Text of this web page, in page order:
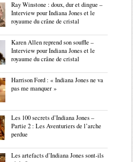
Ray Winstone : doux, dur et dingue –
Interview pour Indiana Jones et le
royaume du crâne de cristal
Karen Allen reprend son souffle –
Interview pour Indiana Jones et le
royaume du crâne de cristal
Harrison Ford : « Indiana Jones ne va
pas me manquer »
Les 100 secrets d’Indiana Jones –
Partie 2 : Les Aventuriers de l’arche
perdue
Les artefacts d’Indiana Jones sont-ils